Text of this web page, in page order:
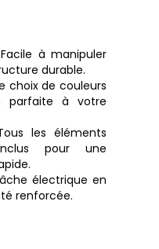
à manipuler
durable.
choix de couleurs
parfaite à votre
les éléments
pour une
électrique en
renforcée.